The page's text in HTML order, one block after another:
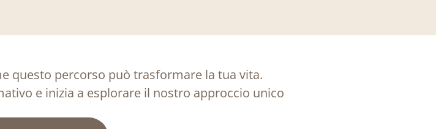
questo percorso può trasformare la tua vita.
e inizia a esplorare il nostro approccio unico